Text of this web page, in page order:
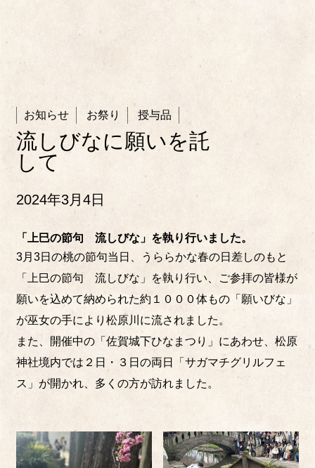
お知らせ お祭り 授与品
流しびなに願いを託
して
2024年3月4日
「上巳の節句 流しびな」を執り行いました。
3月3日の桃の節句当日、うららかな春の日差しのもと
「上巳の節句 流しびな」を執り行い、ご参拝の皆様が
願いを込めて納められた約１０００体もの「願いびな」
が巫女の手により松原川に流されました。
また、開催中の「佐賀城下ひなまつり」にあわせ、松原
神社境内では２日・３日の両日「サガマチグリルフェ
ス」が開かれ、多くの方が訪れました。